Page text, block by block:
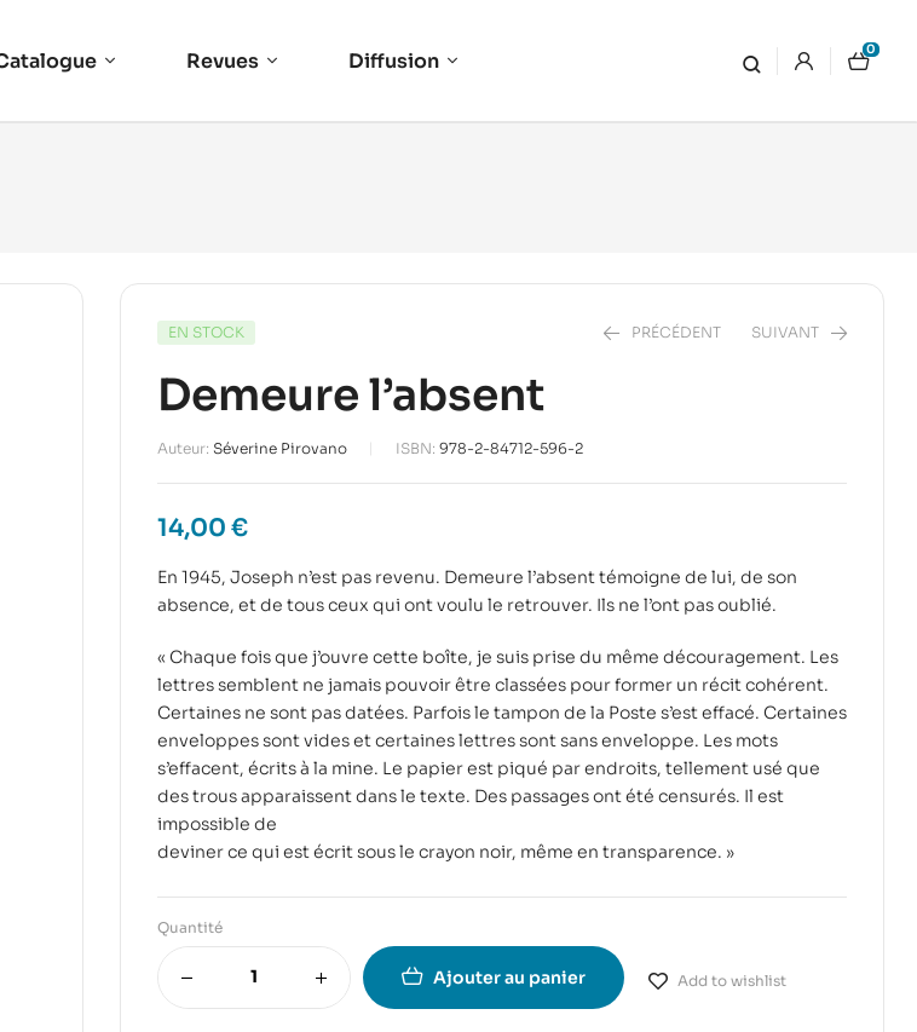
Revues Diffusion 0
EN STOCK PRÉCÉDENT SUIVANT
Demeure l’absent
Auteur: Séverine Pirovano ISBN: 978-2-84712-596-2
14,00 €
En 1945, Joseph n’est pas revenu. Demeure l’absent témoigne de lui, de son
absence, et de tous ceux qui ont voulu le retrouver. Ils ne l’ont pas oublié.
« Chaque fois que j’ouvre cette boîte, je suis prise du même découragement. Les
lettres semblent ne jamais pouvoir être classées pour former un récit cohérent.
Certaines ne sont pas datées. Parfois le tampon de la Poste s’est effacé. Certaines
enveloppes sont vides et certaines lettres sont sans enveloppe. Les mots
s’effacent, écrits à la mine. Le papier est piqué par endroits, tellement usé que
des trous apparaissent dans le texte. Des passages ont été censurés. Il est
impossible de
deviner ce qui est écrit sous le crayon noir, même en transparence. »
Quantité
Ajouter au panier Add to wishlist